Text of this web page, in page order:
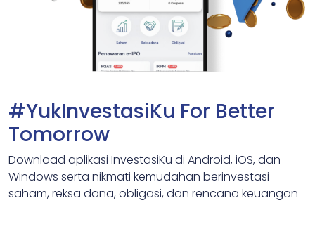
#YukInvestasiKu For Better
Tomorrow
Download aplikasi InvestasiKu di Android, iOS, dan
Windows serta nikmati kemudahan berinvestasi
saham, reksa dana, obligasi, dan rencana keuangan